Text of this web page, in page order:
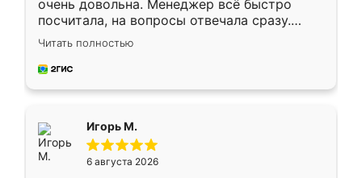
очень довольна. Менеджер всё быстро
посчитала, на вопросы отвечала сразу.
Замерщик приехал в субботу, подошёл к
делу со всей ответственностью. Собрали
за день, ребята работали аккуратно, даже
Читать полностью
Игорь М.
6 августа 2026